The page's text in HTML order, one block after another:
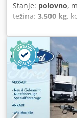
Stanje: polovno,
težina: 3.500 kg,
širina utovarnog
mm, ukupna
Transporter za
BMAT, ukupna
inerciona
3,53 m x 1,65 m
greške i
Iftsfx Anmorf